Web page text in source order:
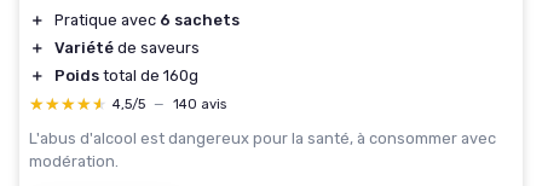
＋ Pratique avec 6 sachets
＋
Variété de saveurs
＋
Poids total de 160g
★★★★★
★★★★★ 4,5/5 — 140 avis
L'abus d'alcool est dangereux pour la santé, à consommer avec
modération.